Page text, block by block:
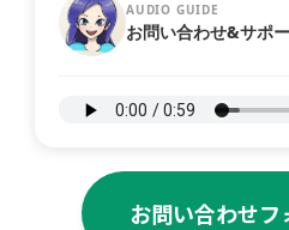
AUDIO GUIDE
お問い合わせ&サポ
お問い合わせフ